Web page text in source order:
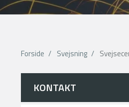
Forside Svejsning
KONTAKT